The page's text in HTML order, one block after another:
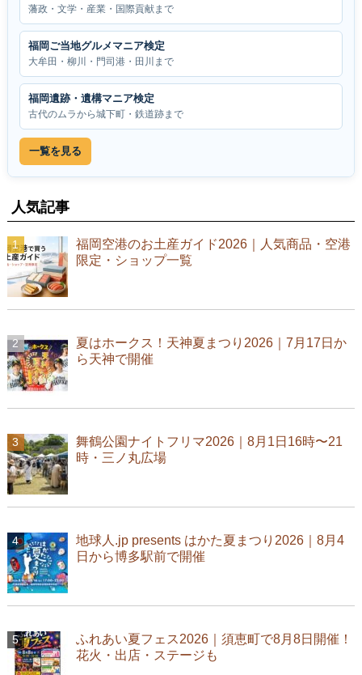
藩政・文学・産業・国際貢献まで
福岡ご当地グルメマニア検定
大牟田・柳川・門司港・田川まで
福岡遺跡・遺構マニア検定
古代のムラから城下町・鉄道跡まで
一覧を見る
人気記事
福岡空港のお土産ガイド2026｜人気商品・空港
限定・ショップ一覧
夏はホークス！天神夏まつり2026｜7月17日か
ら天神で開催
舞鶴公園ナイトフリマ2026｜8月1日16時〜21
時・三ノ丸広場
地球人.jp presents はかた夏まつり2026｜8月4
日から博多駅前で開催
ふれあい夏フェス2026｜須恵町で8月8日開催！
花火・出店・ステージも